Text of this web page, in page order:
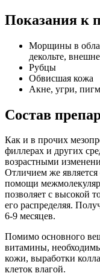
Показания к
Морщины в
декольте,
Рубцы
Обвисшая кожа
Акне, угри,
Cостав
Как и в прочих
филлерах и других
возрастными
Отличием же является
помощи
позволяет с высокой
его распределяя.
6-9 месяцев.
Помимо основного
витамины,
кожи, выработки
клеток влагой.